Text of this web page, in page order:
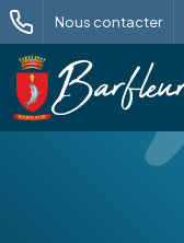
Nous contacter